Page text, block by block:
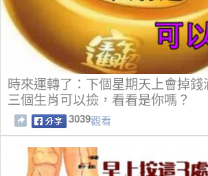
時來運轉了：下個星期天上會掉錢
三個生肖可以撿，看看是你嗎？
3039觀看